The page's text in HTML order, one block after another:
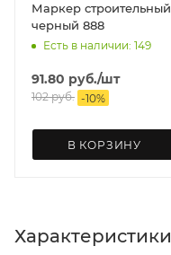
Маркер строительный
черный 888
Есть в наличии: 149
91.80 руб./шт
102руб. -10%
В КОРЗИНУ
Характеристики